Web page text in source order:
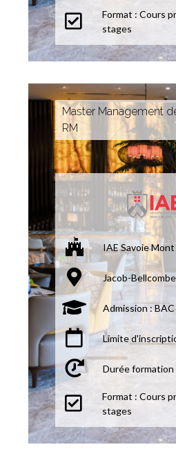
Format : Cours
stages
Master Management
RM
IAE Savoie
Jacob-
Admission :
Limite
Durée formation
Format : Cours
stages